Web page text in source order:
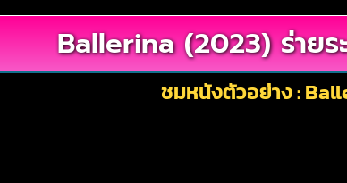
Ballerina (2023) ร่ายร
ชมหนังตัวอย่าง :